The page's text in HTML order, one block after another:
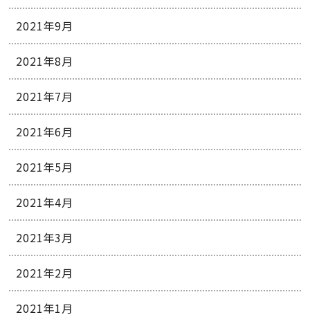
2021年9月
2021年8月
2021年7月
2021年6月
2021年5月
2021年4月
2021年3月
2021年2月
2021年1月